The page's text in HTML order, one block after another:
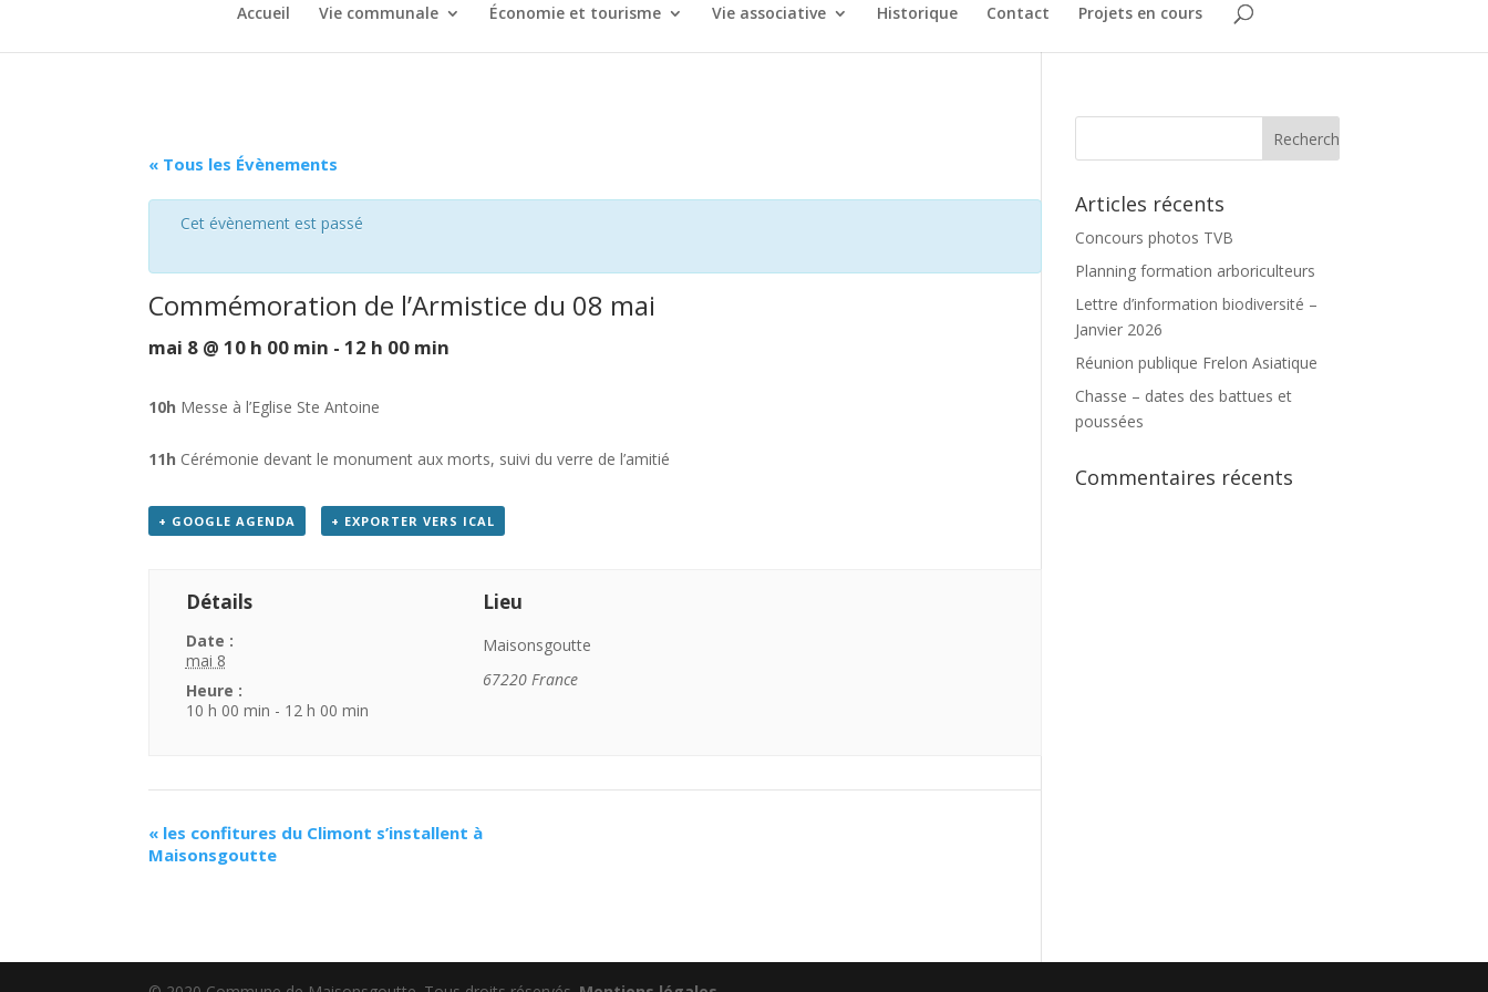
Accueil Vie communale Économie et tourisme Vie associative Historique Contact Projets en cours
« Tous les Évènements
Cet évènement est passé
Commémoration de l’Armistice du 08 mai
mai 8 @ 10 h 00 min -12 h 00 min
10h Messe à l’Eglise Ste Antoine
11h Cérémonie devant le monument aux morts, suivi du verre de l’amitié
+ GOOGLE AGENDA + EXPORTER VERS ICAL
Détails
Date :
mai 8
Heure :
10 h 00 min - 12 h 00 min
Lieu
Maisonsgoutte
67220 France
« les confitures du Climont s’installent à
Maisonsgoutte
Articles récents
Concours photos TVB
Planning formation arboriculteurs
Lettre d’information biodiversité –
Janvier 2026
Réunion publique Frelon Asiatique
Chasse – dates des battues et
poussées
Commentaires récents